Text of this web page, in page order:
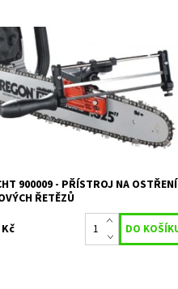
na ostření pilových řetězů
Skladem 2 ks
11268
HECHT
2 roky
900009 - PŘÍSTROJ NA OSTŘENÍ
ŘETĚZŮ